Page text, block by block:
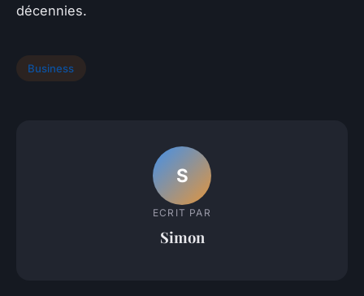
décennies.
Business
S
ECRIT PAR
Simon